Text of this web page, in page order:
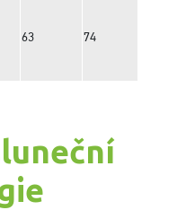
63 74